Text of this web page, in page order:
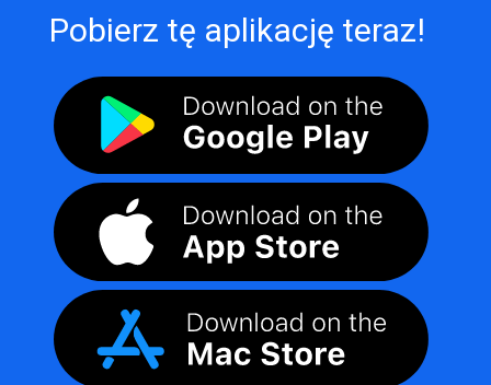
Pobierz tę aplikację teraz!